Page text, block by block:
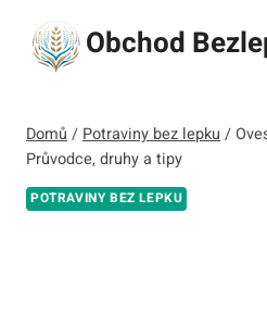
obsah
Obchod
Domů / Potraviny bez lepku /
Průvodce, druhy a tipy
POTRAVINY BEZ LEPKU